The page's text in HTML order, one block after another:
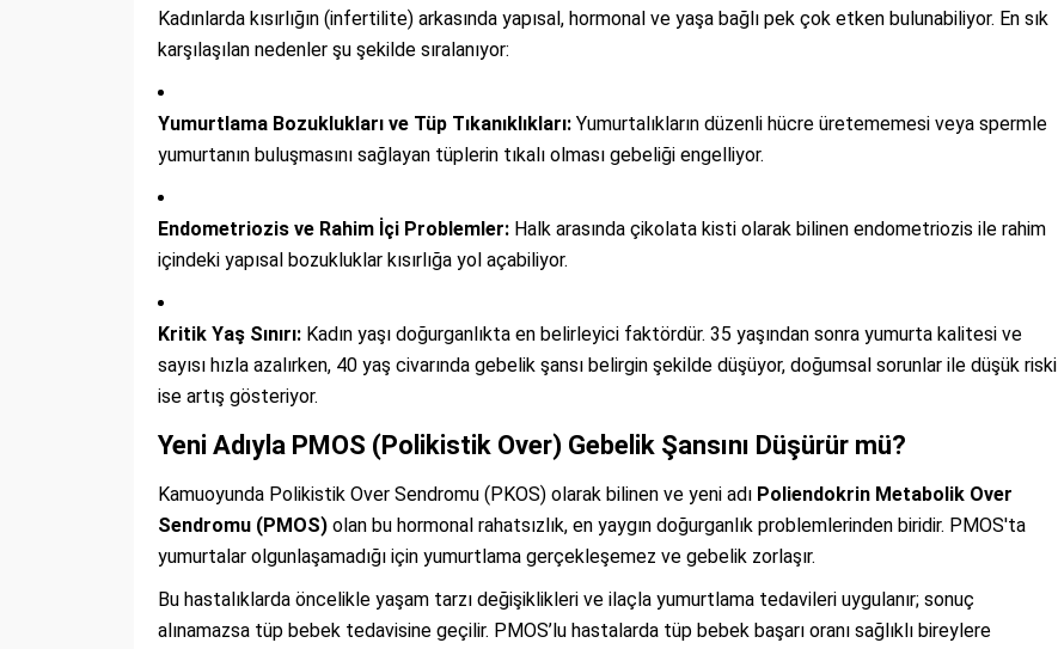
Kadınlarda kısırlığın (infertilite) arkasında yapısal, hormonal ve yaşa bağlı pek çok etken bulunabiliyor. En sık
karşılaşılan nedenler şu şekilde sıralanıyor:
Yumurtlama Bozuklukları ve Tüp Tıkanıklıkları: Yumurtalıkların düzenli hücre üretememesi veya spermle
yumurtanın buluşmasını sağlayan tüplerin tıkalı olması gebeliği engelliyor.
Endometriozis ve Rahim İçi Problemler: Halk arasında çikolata kisti olarak bilinen endometriozis ile rahim
içindeki yapısal bozukluklar kısırlığa yol açabiliyor.
Kritik Yaş Sınırı: Kadın yaşı doğurganlıkta en belirleyici faktördür. 35 yaşından sonra yumurta kalitesi ve
sayısı hızla azalırken, 40 yaş civarında gebelik şansı belirgin şekilde düşüyor, doğumsal sorunlar ile düşük riski
ise artış gösteriyor.
Yeni Adıyla PMOS (Polikistik Over) Gebelik Şansını Düşürür mü?
Kamuoyunda Polikistik Over Sendromu (PKOS) olarak bilinen ve yeni adı Poliendokrin Metabolik Over
Sendromu (PMOS) olan bu hormonal rahatsızlık, en yaygın doğurganlık problemlerinden biridir. PMOS'ta
yumurtalar olgunlaşamadığı için yumurtlama gerçekleşemez ve gebelik zorlaşır.
Bu hastalıklarda öncelikle yaşam tarzı değişiklikleri ve ilaçla yumurtlama tedavileri uygulanır; sonuç
alınamazsa tüp bebek tedavisine geçilir. PMOS’lu hastalarda tüp bebek başarı oranı sağlıklı bireylere